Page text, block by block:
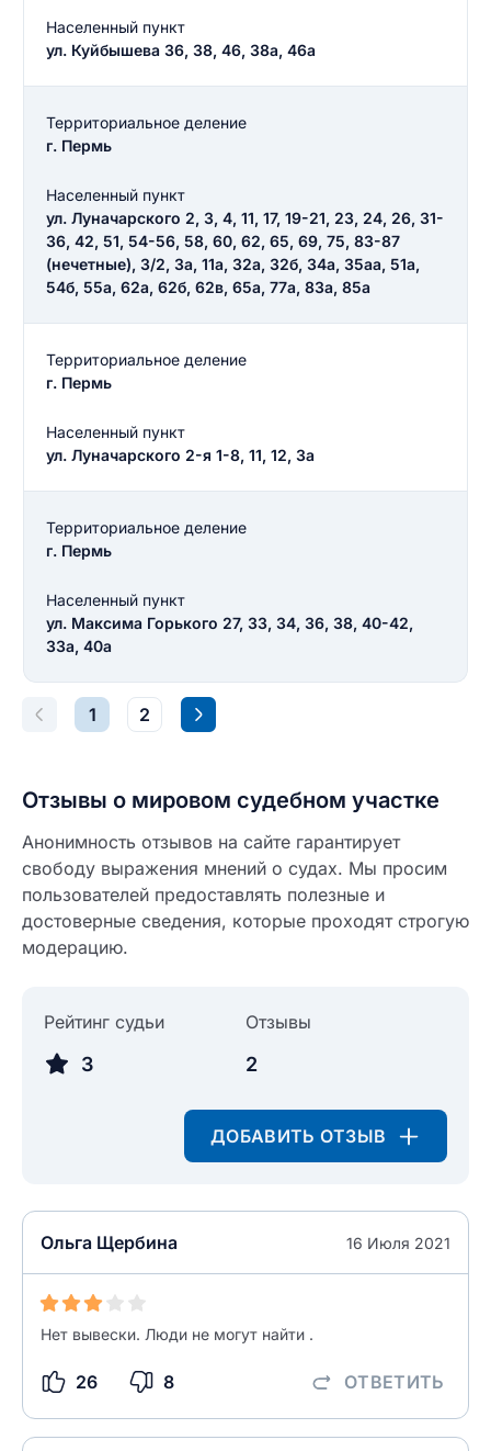
Населенный пункт
ул. Куйбышева 36, 38, 46, 38а, 46а
Территориальное деление
г. Пермь
Населенный пункт
ул. Луначарского 2, 3, 4, 11, 17, 19-21, 23, 24, 26, 31-
36, 42, 51, 54-56, 58, 60, 62, 65, 69, 75, 83-87
(нечетные), 3/2, 3а, 11а, 32а, 32б, 34а, 35аа, 51а,
54б, 55а, 62а, 62б, 62в, 65а, 77а, 83а, 85а
Территориальное деление
г. Пермь
Населенный пункт
ул. Луначарского 2-я 1-8, 11, 12, 3а
Территориальное деление
г. Пермь
Населенный пункт
ул. Максима Горького 27, 33, 34, 36, 38, 40-42,
33а, 40а
1 2
Отзывы о мировом судебном участке
Анонимность отзывов на сайте гарантирует
свободу выражения мнений о судах. Мы просим
пользователей предоставлять полезные и
достоверные сведения, которые проходят строгую
модерацию.
Рейтинг судьи
3
Отзывы
2
ДОБАВИТЬ ОТЗЫВ
Ольга Щербина 16 Июля 2021
Нет вывески. Люди не могут найти .
26 8 ОТВЕТИТЬ
Текст отзыва
0/500
разрешить публикацию отзыва
ОСТАВИТЬ ОТЗЫВ
Введите свое имя
Ответ на отзыв
разрешить публикацию отзыва
ОСТАВИТЬ ОТЗЫВ
Название населенного пункта
НАЙТИ МЕНЯ
ЗАКРЫТЬ СОХРАНИТЬ